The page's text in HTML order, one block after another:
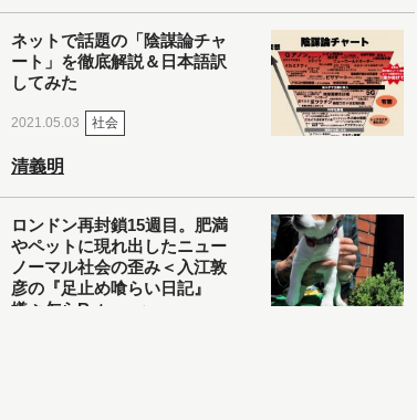
ネットで話題の「陰謀論チャ
ート」を徹底解説＆日本語訳
してみた
2021.05.03 社会
清義明
ロンドン再封鎖15週目。肥満
やペットに現れ出したニュー
ノーマル社会の歪み＜入江敦
彦の『足止め喰らい日記』
嫌々乍らReturns＞